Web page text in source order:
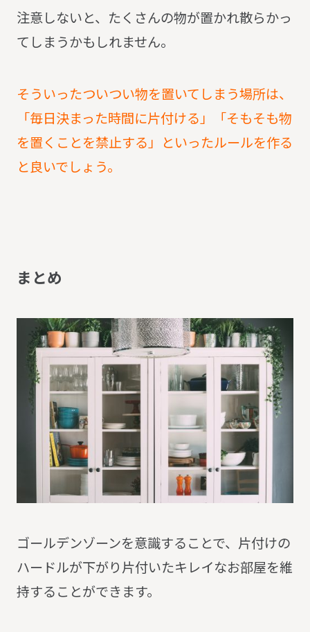
注意しないと、たくさんの物が置かれ散らかっ
てしまうかもしれません。
そういったついつい物を置いてしまう場所は、
「毎日決まった時間に片付ける」「そもそも物
を置くことを禁止する」といったルールを作る
と良いでしょう。
ま とめ
ゴールデンゾーンを意識することで、片付けの
ハードルが下がり片付いたキレイなお部屋を維
持することができます。